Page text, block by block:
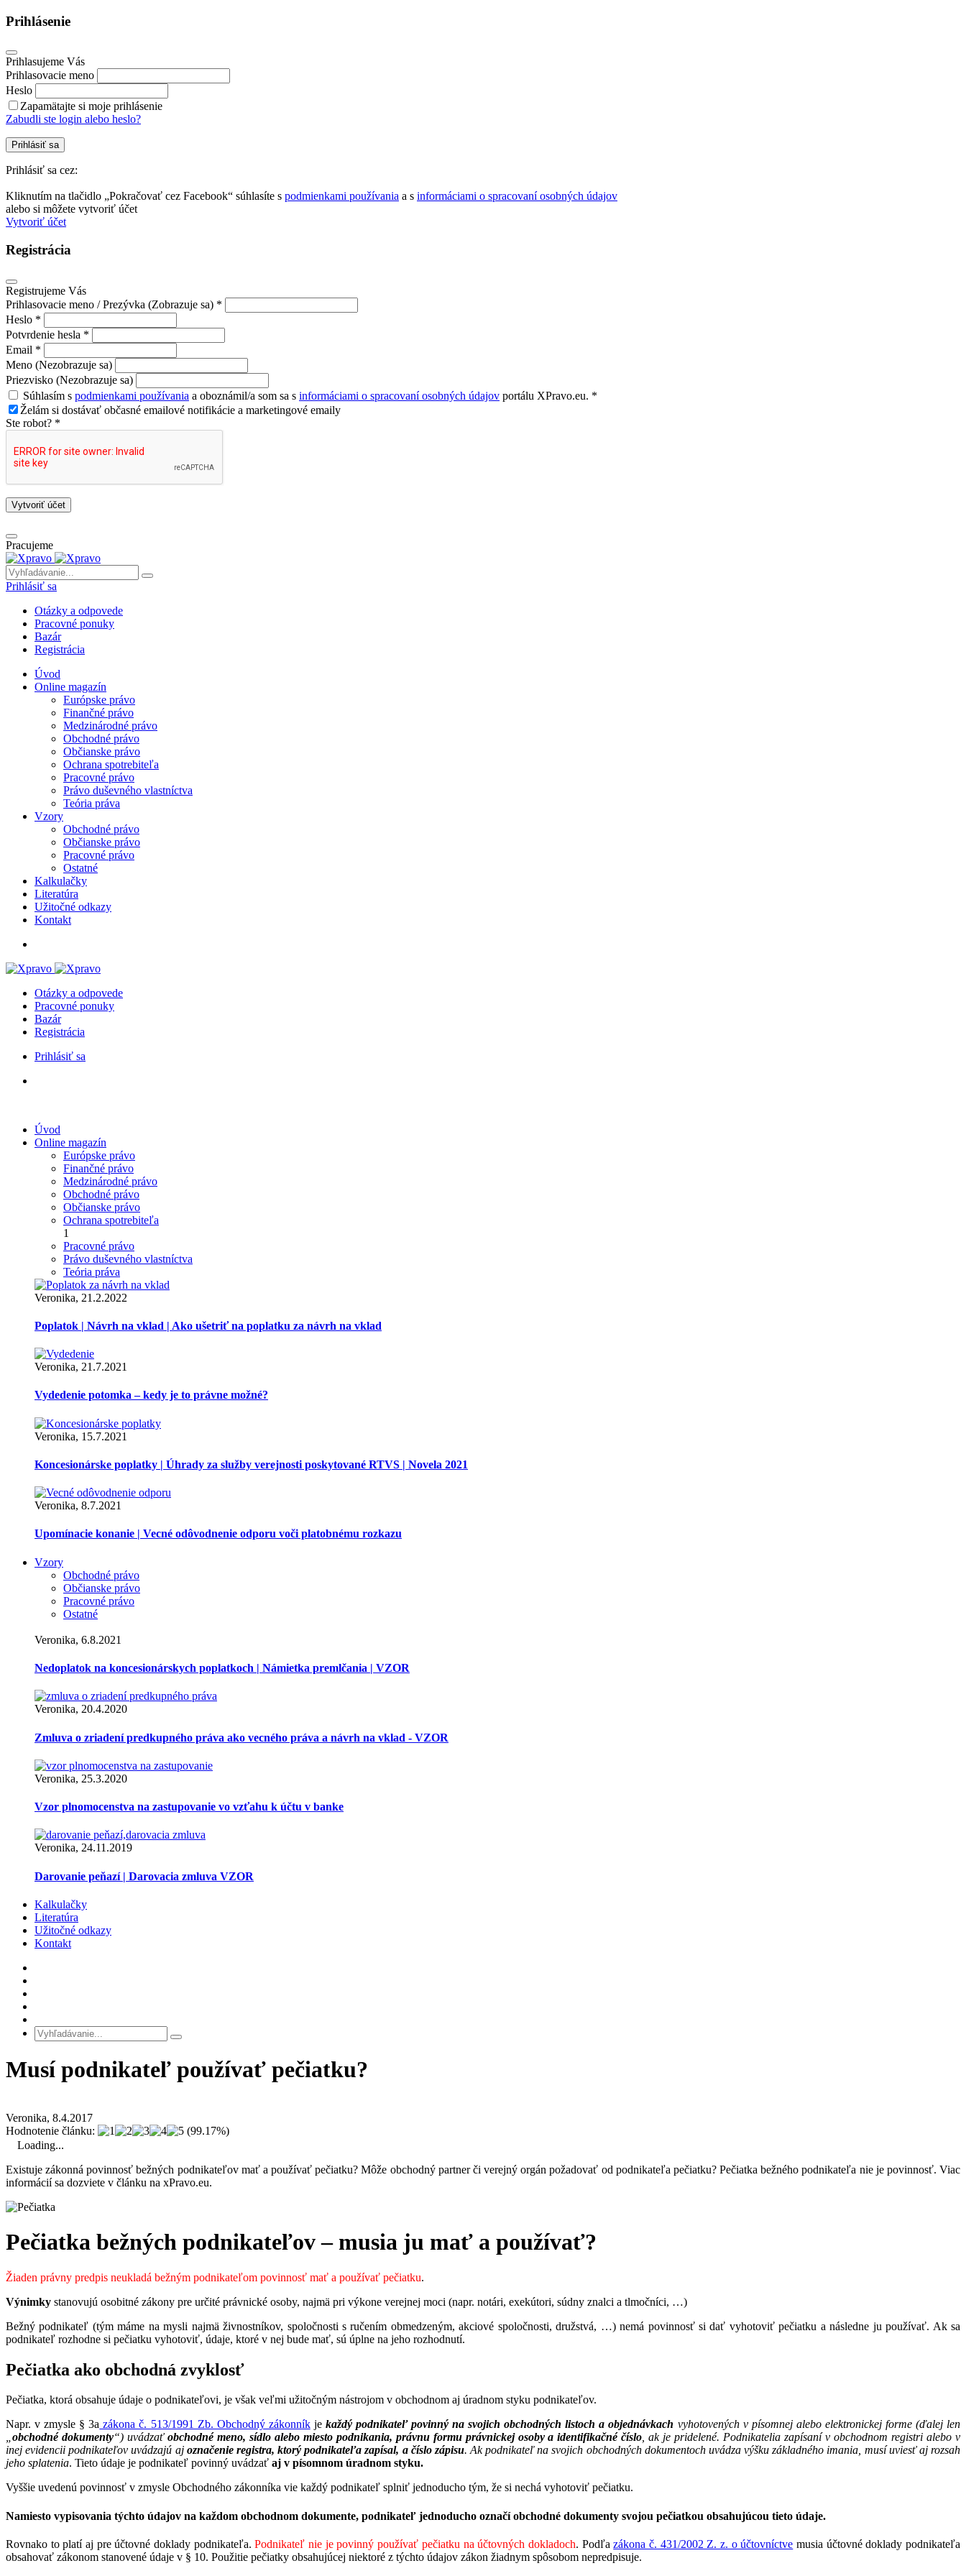
Prihlásenie
Prihlasujeme Vás
Prihlasovacie meno
Heslo
Zapamätajte si moje prihlásenie
Zabudli ste login alebo heslo?
Prihlásiť sa
Prihlásiť sa cez:
Kliknutím na tlačidlo „Pokračovať cez Facebook“ súhlasíte s podmienkami používania a s informáciami o spracovaní osobných údajov
alebo si môžete vytvoriť účet
Vytvoriť účet
Registrácia
Registrujeme Vás
Prihlasovacie meno / Prezývka (Zobrazuje sa) *
Heslo *
Potvrdenie hesla *
Email *
Meno (Nezobrazuje sa)
Priezvisko (Nezobrazuje sa)
Súhlasím s podmienkami používania a oboznámil/a som sa s informáciami o spracovaní osobných údajov portálu XPravo.eu. *
Želám si dostávať občasné emailové notifikácie a marketingové emaily
Ste robot? *
Vytvoriť účet
Pracujeme
Prihlásiť sa
Otázky a odpovede
Pracovné ponuky
Bazár
Registrácia
Úvod
Online magazín
Európske právo
Finančné právo
Medzinárodné právo
Obchodné právo
Občianske právo
Ochrana spotrebiteľa
Pracovné právo
Právo duševného vlastníctva
Teória práva
Vzory
Obchodné právo
Občianske právo
Pracovné právo
Ostatné
Kalkulačky
Literatúra
Užitočné odkazy
Kontakt
Otázky a odpovede
Pracovné ponuky
Bazár
Registrácia
Prihlásiť sa
Úvod
Online magazín
Európske právo
Finančné právo
Medzinárodné právo
Obchodné právo
Občianske právo
Ochrana spotrebiteľa
1
Pracovné právo
Právo duševného vlastníctva
Teória práva
Veronika, 21.2.2022
Poplatok | Návrh na vklad | Ako ušetriť na poplatku za návrh na vklad
Veronika, 21.7.2021
Vydedenie potomka – kedy je to právne možné?
Veronika, 15.7.2021
Koncesionárske poplatky | Úhrady za služby verejnosti poskytované RTVS | Novela 2021
Veronika, 8.7.2021
Upomínacie konanie | Vecné odôvodnenie odporu voči platobnému rozkazu
Vzory
Obchodné právo
Občianske právo
Pracovné právo
Ostatné
Veronika, 6.8.2021
Nedoplatok na koncesionárskych poplatkoch | Námietka premlčania | VZOR
Veronika, 20.4.2020
Zmluva o zriadení predkupného práva ako vecného práva a návrh na vklad - VZOR
Veronika, 25.3.2020
Vzor plnomocenstva na zastupovanie vo vzťahu k účtu v banke
Veronika, 24.11.2019
Darovanie peňazí | Darovacia zmluva VZOR
Kalkulačky
Literatúra
Užitočné odkazy
Kontakt
Musí podnikateľ používať pečiatku?
Veronika, 8.4.2017
Hodnotenie článku:
(99.17%)
Loading...
Existuje zákonná povinnosť bežných podnikateľov mať a používať pečiatku? Môže obchodný partner či verejný orgán požadovať od podnikateľa pečiatku? Pečiatka bežného podnikateľa nie je povinnosť. Viac
informácií sa dozviete v článku na xPravo.eu.
Pečiatka bežných podnikateľov – musia ju mať a používať?
Žiaden právny predpis neukladá bežným podnikateľom povinnosť mať a používať pečiatku.
Výnimky stanovujú osobitné zákony pre určité právnické osoby, najmä pri výkone verejnej moci (napr. notári, exekútori, súdny znalci a tlmočníci, …)
Bežný podnikateľ (tým máme na mysli najmä živnostníkov, spoločnosti s ručením obmedzeným, akciové spoločnosti, družstvá, …) nemá povinnosť si dať vyhotoviť pečiatku a následne ju používať. Ak sa
podnikateľ rozhodne si pečiatku vyhotoviť, údaje, ktoré v nej bude mať, sú úplne na jeho rozhodnutí.
Pečiatka ako obchodná zvyklosť
Pečiatka, ktorá obsahuje údaje o podnikateľovi, je však veľmi užitočným nástrojom v obchodnom aj úradnom styku podnikateľov.
Napr. v zmysle § 3a zákona č. 513/1991 Zb. Obchodný zákonníkje každý podnikateľ povinný na svojich obchodných listoch a objednávkach vyhotovených v písomnej alebo elektronickej forme (ďalej len
„obchodné dokumenty“) uvádzať obchodné meno, sídlo alebo miesto podnikania, právnu formu právnickej osoby a identifikačné číslo, ak je pridelené. Podnikatelia zapísaní v obchodnom registri alebo v
inej evidencii podnikateľov uvádzajú aj označenie registra, ktorý podnikateľa zapísal, a číslo zápisu. Ak podnikateľ na svojich obchodných dokumentoch uvádza výšku základného imania, musí uviesť aj rozsah
jeho splatenia. Tieto údaje je podnikateľ povinný uvádzať aj v písomnom úradnom styku.
Vyššie uvedenú povinnosť v zmysle Obchodného zákonníka vie každý podnikateľ splniť jednoducho tým, že si nechá vyhotoviť pečiatku.
Namiesto vypisovania týchto údajov na každom obchodnom dokumente, podnikateľ jednoducho označí obchodné dokumenty svojou pečiatkou obsahujúcou tieto údaje.
Rovnako to platí aj pre účtovné doklady podnikateľa.Podnikateľ nie je povinný používať pečiatku na účtovných dokladoch. Podľazákona č. 431/2002 Z. z. o účtovníctve musia účtovné doklady podnikateľa
obsahovať zákonom stanovené údaje v § 10. Použitie pečiatky obsahujúcej niektoré z týchto údajov zákon žiadnym spôsobom nepredpisuje.